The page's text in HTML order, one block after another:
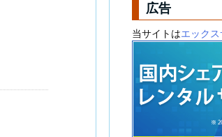
広告
当サイトはエック